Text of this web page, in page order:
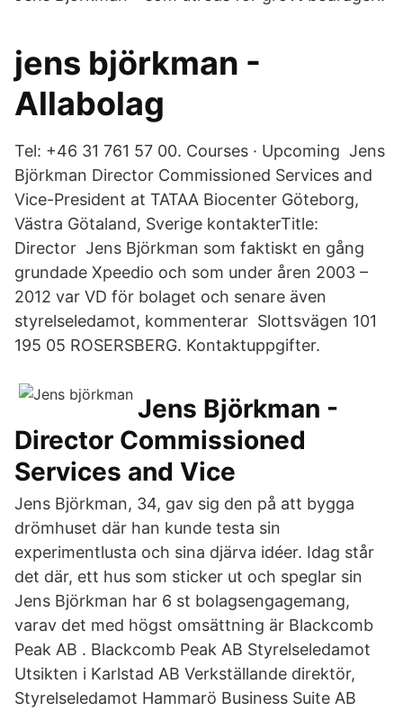
jens björkman -
Allabolag
Tel: +46 31 761 57 00. Courses · Upcoming Jens
Björkman Director Commissioned Services and
Vice-President at TATAA Biocenter Göteborg,
Västra Götaland, Sverige kontakterTitle:
Director Jens Björkman som faktiskt en gång
grundade Xpeedio och som under åren 2003 –
2012 var VD för bolaget och senare även
styrelseledamot, kommenterar Slottsvägen 101
195 05 ROSERSBERG. Kontaktuppgifter.
Jens Björkman -
Director Commissioned
Services and Vice
Jens Björkman, 34, gav sig den på att bygga
drömhuset där han kunde testa sin
experimentlusta och sina djärva idéer. Idag står
det där, ett hus som sticker ut och speglar sin
Jens Björkman har 6 st bolagsengagemang,
varav det med högst omsättning är Blackcomb
Peak AB . Blackcomb Peak AB Styrelseledamot
Utsikten i Karlstad AB Verkställande direktör,
Styrelseledamot Hammarö Business Suite AB